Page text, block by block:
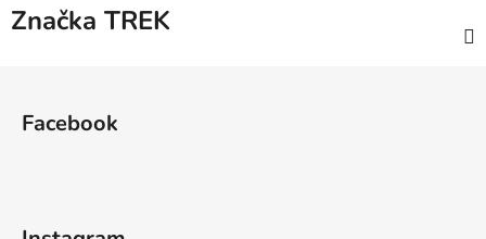
Značka TREK
Facebook